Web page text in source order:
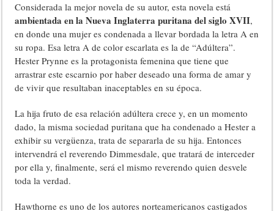
Considerada la mejor novela de su autor, esta novela está
ambientada en la Nueva Inglaterra puritana del siglo XVII,
en donde una mujer es condenada a llevar bordada la letra A en
su ropa. Esa letra A de color escarlata es la de “Adúltera”.
Hester Prynne es la protagonista femenina que tiene que
arrastrar este escarnio por haber deseado una forma de amar y
de vivir que resultaban inaceptables en su época.
La hija fruto de esa relación adúltera crece y, en un momento
dado, la misma sociedad puritana que ha condenado a Hester a
exhibir su vergüenza, trata de separarla de su hija. Entonces
intervendrá el reverendo Dimmesdale, que tratará de interceder
por ella y, finalmente, será el mismo reverendo quien desvele
toda la verdad.
Hawthorne es uno de los autores norteamericanos castigados